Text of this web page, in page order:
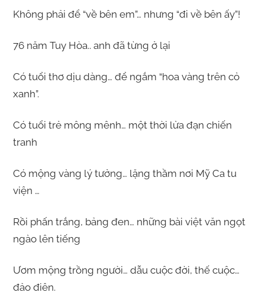
Không phải để “về bên em”… nhưng “đi về bên ấy”!
76 năm Tuy Hòa.. anh đã từng ở lại
Có tuổi thơ dịu dàng… để ngắm “hoa vàng trên cỏ
xanh”.
Có tuổi trẻ mông mênh… một thời lửa đạn chiến
tranh
Có mộng vàng lý tưởng… lặng thầm nơi Mỹ Ca tu
viện …
Rồi phấn trắng, bảng đen… những bài việt văn ngọt
ngào lên tiếng
Ươm mộng trồng người… dẫu cuộc đời, thế cuộc…
đảo điên.